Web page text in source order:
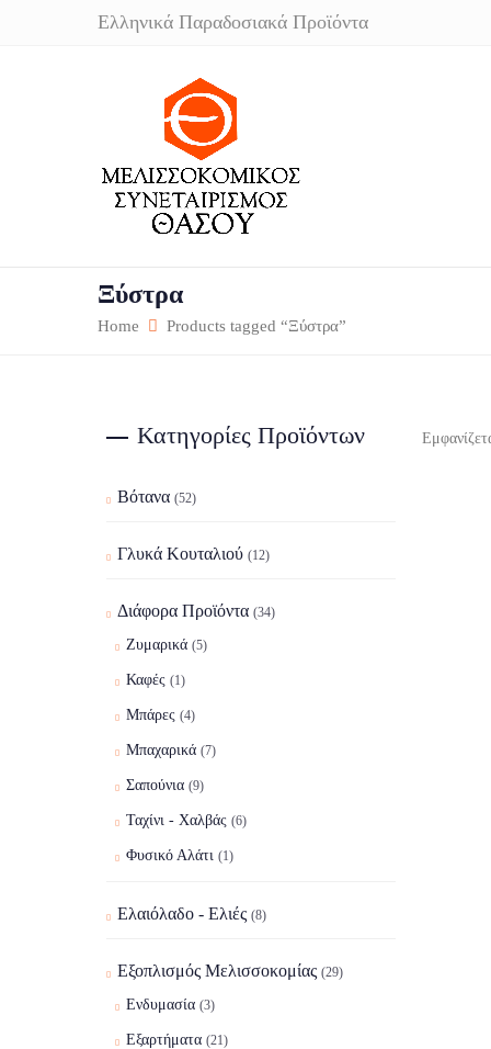
Ελληνικά Παραδοσιακά Προϊόντα
Ξύστρα
Home Products tagged “Ξύστρα”
Κατηγορίες Προϊόντων
Βότανα (52)
Γλυκά Κουταλιού (12)
Διάφορα Προϊόντα (34)
Ζυμαρικά (5)
Καφές (1)
Μπάρες (4)
Μπαχαρικά (7)
Σαπούνια (9)
Ταχίνι - Χαλβάς (6)
Φυσικό Αλάτι (1)
Ελαιόλαδο - Ελιές (8)
Εξοπλισμός Μελισσοκομίας (29)
Ενδυμασία (3)
Εξαρτήματα (21)